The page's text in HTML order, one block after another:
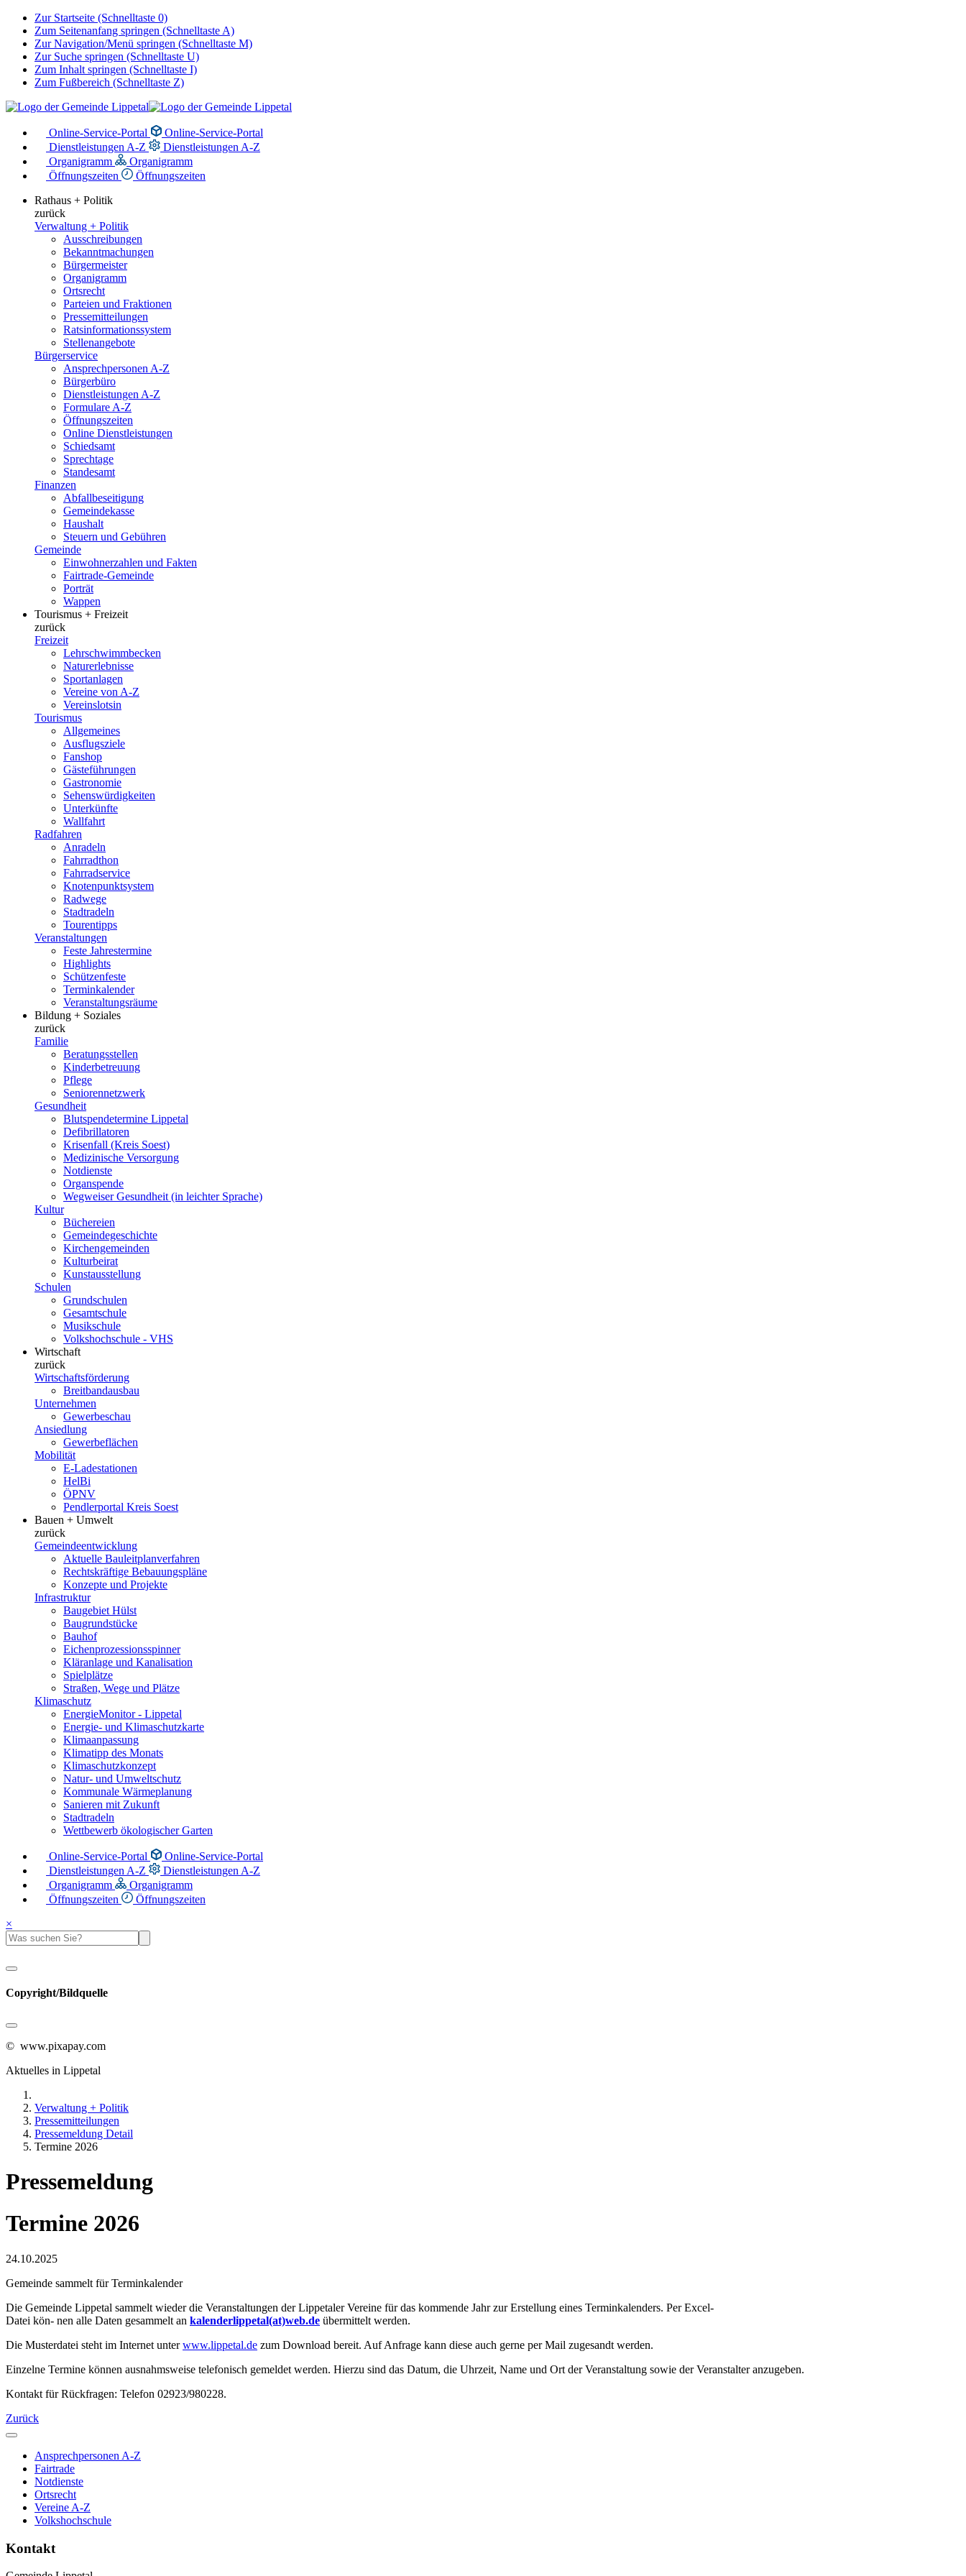
Zur Startseite (Schnelltaste 0)
Zum Seitenanfang springen (Schnelltaste A)
Zur Navigation/Menü springen (Schnelltaste M)
Zur Suche springen (Schnelltaste U)
Zum Inhalt springen (Schnelltaste I)
Zum Fußbereich (Schnelltaste Z)
Online-Service-Portal
Online-Service-Portal
Dienstleistungen A-Z
Dienstleistungen A-Z
Organigramm
Organigramm
Öffnungszeiten
Öffnungszeiten
Rathaus + Politik
zurück
Verwaltung + Politik
Ausschreibungen
Bekanntmachungen
Bürgermeister
Organigramm
Ortsrecht
Parteien und Fraktionen
Pressemitteilungen
Ratsinformationssystem
Stellenangebote
Bürgerservice
Ansprechpersonen A-Z
Bürgerbüro
Dienstleistungen A-Z
Formulare A-Z
Öffnungszeiten
Online Dienstleistungen
Schiedsamt
Sprechtage
Standesamt
Finanzen
Abfallbeseitigung
Gemeindekasse
Haushalt
Steuern und Gebühren
Gemeinde
Einwohnerzahlen und Fakten
Fairtrade-Gemeinde
Porträt
Wappen
Tourismus + Freizeit
zurück
Freizeit
Lehrschwimmbecken
Naturerlebnisse
Sportanlagen
Vereine von A-Z
Vereinslotsin
Tourismus
Allgemeines
Ausflugsziele
Fanshop
Gästeführungen
Gastronomie
Sehenswürdigkeiten
Unterkünfte
Wallfahrt
Radfahren
Anradeln
Fahrradthon
Fahrradservice
Knotenpunktsystem
Radwege
Stadtradeln
Tourentipps
Veranstaltungen
Feste Jahrestermine
Highlights
Schützenfeste
Terminkalender
Veranstaltungsräume
Bildung + Soziales
zurück
Familie
Beratungsstellen
Kinderbetreuung
Pflege
Seniorennetzwerk
Gesundheit
Blutspendetermine Lippetal
Defibrillatoren
Krisenfall (Kreis Soest)
Medizinische Versorgung
Notdienste
Organspende
Wegweiser Gesundheit (in leichter Sprache)
Kultur
Büchereien
Gemeindegeschichte
Kirchengemeinden
Kulturbeirat
Kunstausstellung
Schulen
Grundschulen
Gesamtschule
Musikschule
Volkshochschule - VHS
Wirtschaft
zurück
Wirtschaftsförderung
Breitbandausbau
Unternehmen
Gewerbeschau
Ansiedlung
Gewerbeflächen
Mobilität
E-Ladestationen
HelBi
ÖPNV
Pendlerportal Kreis Soest
Bauen + Umwelt
zurück
Gemeindeentwicklung
Aktuelle Bauleitplanverfahren
Rechtskräftige Bebauungspläne
Konzepte und Projekte
Infrastruktur
Baugebiet Hülst
Baugrundstücke
Bauhof
Eichenprozessionsspinner
Kläranlage und Kanalisation
Spielplätze
Straßen, Wege und Plätze
Klimaschutz
EnergieMonitor - Lippetal
Energie- und Klimaschutzkarte
Klimaanpassung
Klimatipp des Monats
Klimaschutzkonzept
Natur- und Umweltschutz
Kommunale Wärmeplanung
Sanieren mit Zukunft
Stadtradeln
Wettbewerb ökologischer Garten
Online-Service-Portal
Online-Service-Portal
Dienstleistungen A-Z
Dienstleistungen A-Z
Organigramm
Organigramm
Öffnungszeiten
Öffnungszeiten
×
Copyright/Bildquelle
© www.pixapay.com
Aktuelles in Lippetal
Verwaltung + Politik
Pressemitteilungen
Pressemeldung Detail
Termine 2026
Pressemeldung
Termine 2026
24.10.2025
Gemeinde sammelt für Terminkalender
Die Gemeinde Lippetal sammelt wieder die Veranstaltungen der Lippetaler Vereine für das kommende Jahr zur Erstellung eines Terminkalenders. Per Excel-
Datei kön- nen alle Daten gesammelt an kalenderlippetal(at)web.de übermittelt werden.
Die Musterdatei steht im Internet unterwww.lippetal.de zum Download bereit. Auf Anfrage kann diese auch gerne per Mail zugesandt werden.
Einzelne Termine können ausnahmsweise telefonisch gemeldet werden. Hierzu sind das Datum, die Uhrzeit, Name und Ort der Veranstaltung sowie der Veranstalter anzugeben.
Kontakt für Rückfragen: Telefon 02923/980228.
Zurück
Ansprechpersonen A-Z
Fairtrade
Notdienste
Ortsrecht
Vereine A-Z
Volkshochschule
Kontakt